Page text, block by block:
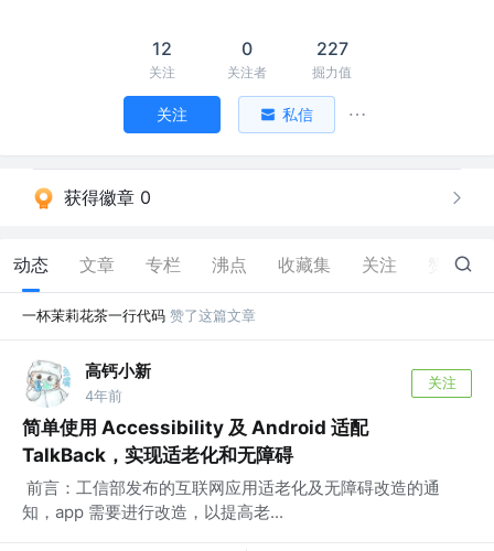
12
关注
0
关注者
227
掘力值
关注 私信
获得徽章 0
动态 文章 专栏 沸点 收藏集 关注 46
一杯茉莉花茶一行代码 赞了这篇文章
高钙小新
4年前
关注
简单使用 Accessibility 及 Android 适配
TalkBack，实现适老化和无障碍
​ 前言：工信部发布的互联网应用适老化及无障碍改造的通
知，app 需要进行改造，以提高老...